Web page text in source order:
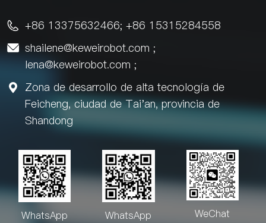
 +86 13375632466; +86 15315284558
 shailene@keweirobot.com ;
lena@keweirobot.com ;

Zona de desarrollo de alta tecnología de
Feicheng, ciudad de Tai'an, provincia de
Shandong
WhatsApp WhatsApp WeChat